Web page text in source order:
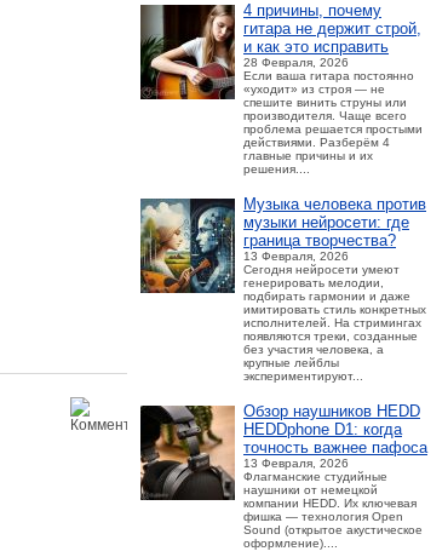
4 причины, почему
гитара не держит строй,
и как это исправить
28 Февраля, 2026
Если ваша гитара постоянно
«уходит» из строя — не
спешите винить струны или
производителя. Чаще всего
проблема решается простыми
действиями. Разберём 4
главные причины и их
решения....
Музыка человека против
музыки нейросети: где
граница творчества?
13 Февраля, 2026
Сегодня нейросети умеют
генерировать мелодии,
подбирать гармонии и даже
имитировать стиль конкретных
исполнителей. На стримингах
появляются треки, созданные
без участия человека, а
крупные лейблы
экспериментируют...
Обзор наушников HEDD
HEDDphone D1: когда
точность важнее пафоса
13 Февраля, 2026
Флагманские студийные
наушники от немецкой
компании HEDD. Их ключевая
фишка — технология Open
Sound (открытое акустическое
оформление)....